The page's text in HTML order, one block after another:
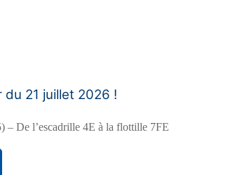
21 juillet 2026 !
– De l’escadrille 4E à la flottille 7FE